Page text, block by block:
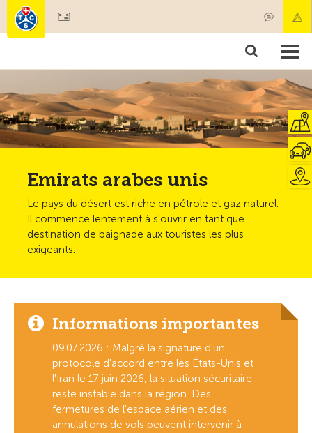
Membres & prestations
Tests, sécurité & santé
Emirats arabes unis
Le pays du désert est riche en pétrole et gaz naturel.
Il commence lentement à s'ouvrir en tant que
destination de baignade aux touristes les plus
exigeants.
Informations importantes
09.07.2026 : Malgré la signature d'un
protocole d'accord entre les États-Unis et
l'Iran le 17 juin 2026, la situation sécuritaire
reste instable dans la région. Des
fermetures de l'espace aérien et des
annulations de vols peuvent intervenir à